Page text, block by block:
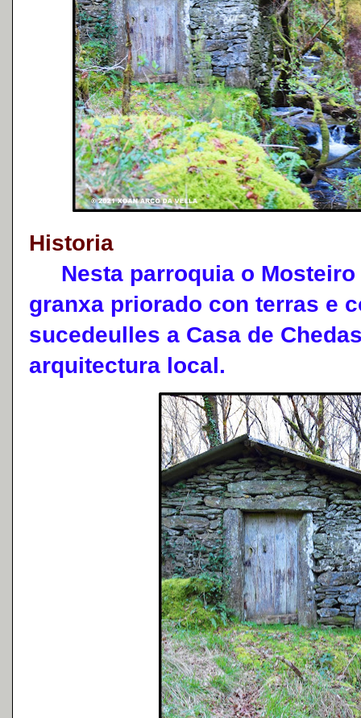
Historia
Nesta parroquia o Mosteiro
granxa priorado con terras e
sucedeulles a Casa de
arquitectura local.